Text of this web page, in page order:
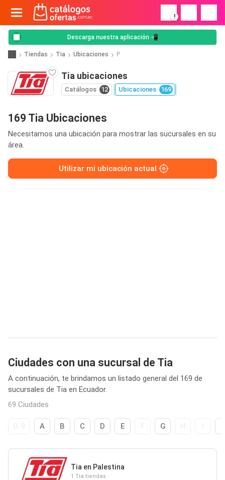
!
Descarga nuestra aplicación 📲
Tiendas Tia Ubicaciones P
Tia ubicaciones
Catálogos 12 Ubicaciones 169
169 Tia Ubicaciones
Necesitamos una ubicación para mostrar las sucursales en su
área.
Utilizar mi ubicación actual
Ciudades con una sucursal de Tia
A continuación, te brindamos un listado general del 169 de
sucursales de Tia en Ecuador.
69 Ciudades
A B C D E G
Tia en Palestina
1 Tia tiendas